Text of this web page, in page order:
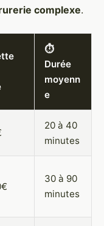
complexe.
⏱️
Durée
moyenn
e
20 à 40
minutes
30 à 90
minutes